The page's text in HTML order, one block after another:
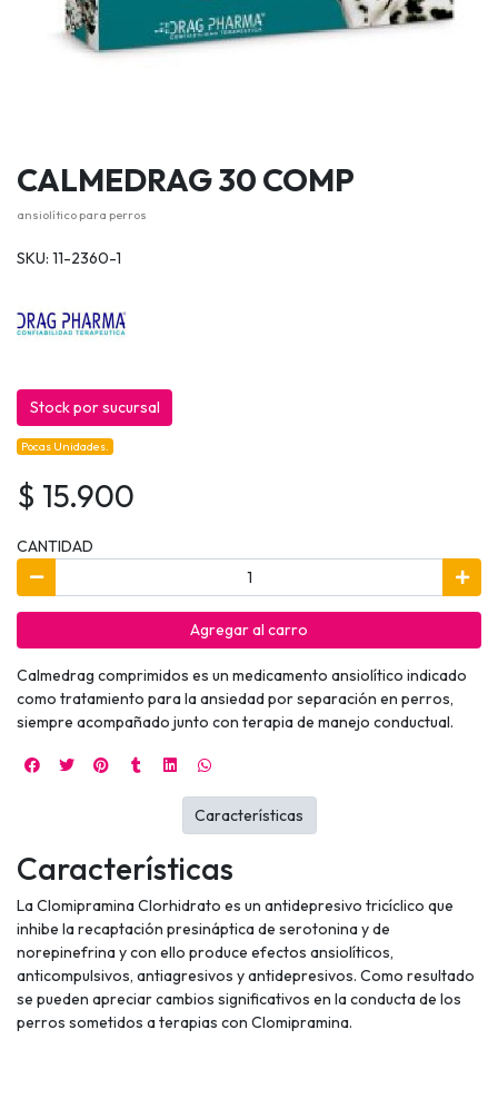
CALMEDRAG 30 COMP
ansiolítico para perros
SKU: 11-2360-1
Stock por sucursal
Pocas Unidades.
$ 15.900
CANTIDAD
Agregar al carro
Calmedrag comprimidos es un medicamento ansiolítico indicado
como tratamiento para la ansiedad por separación en perros,
siempre acompañado junto con terapia de manejo conductual.
Características
La Clomipramina Clorhidrato es un antidepresivo tricíclico que
inhibe la recaptación presináptica de serotonina y de
norepinefrina y con ello produce efectos ansiolíticos,
anticompulsivos, antiagresivos y antidepresivos. Como resultado
se pueden apreciar cambios significativos en la conducta de los
perros sometidos a terapias con Clomipramina.
Características